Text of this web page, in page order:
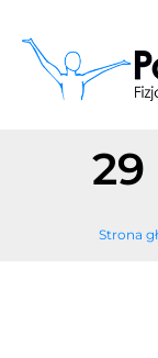
29
Strona